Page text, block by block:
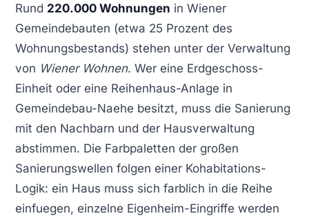
Rund 220.000 Wohnungen in Wiener
Gemeindebauten (etwa 25 Prozent des
Wohnungsbestands) stehen unter der Verwaltung
von Wiener Wohnen. Wer eine Erdgeschoss-
Einheit oder eine Reihenhaus-Anlage in
Gemeindebau-Naehe besitzt, muss die Sanierung
mit den Nachbarn und der Hausverwaltung
abstimmen. Die Farbpaletten der großen
Sanierungswellen folgen einer Kohabitations-
Logik: ein Haus muss sich farblich in die Reihe
einfuegen, einzelne Eigenheim-Eingriffe werden